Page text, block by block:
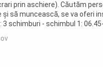
prin aschiere). Căutăm
și să muncească, se va oferi
3 schimburi - schimbul 1:
3: 22.30-6:30 ...